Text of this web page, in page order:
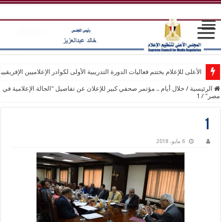
الأعلى للإعلام يختتم فعاليات الدورة التدريبية الأولى لكوادر الإعلاميين
الرئيسية / خلال أيام .. مؤتمر صحفي كبير للإعلان عن تفاصيل "الحالة الإعلامية في
مصر" /
1
1
6 مايو، 2018